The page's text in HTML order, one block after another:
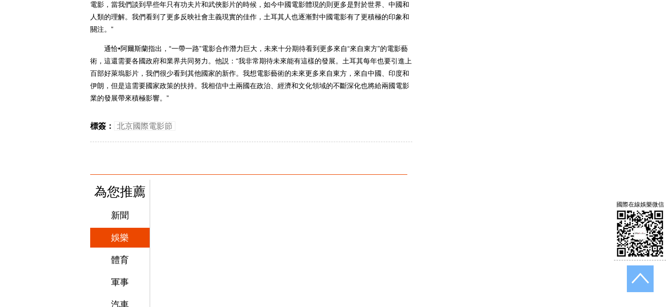
電影，當我們談到早些年只有功夫片和武俠影片的時候，如今中國電影體現的則更多是對於世界、中國和
人類的理解。我們看到了更多反映社會主義現實的佳作，土耳其人也逐漸對中國電影有了更積極的印象和
關注。”
通恰•阿爾斯蘭指出，“一帶一路”電影合作潛力巨大，未來十分期待看到更多來自“來自東方”的電影藝
術，這還需要各國政府和業界共同努力。他説：“我非常期待未來能有這樣的發展。土耳其每年也要引進上
百部好萊塢影片，我們很少看到其他國家的新作。我想電影藝術的未來更多來自東方，來自中國、印度和
伊朗，但是這需要國家政策的扶持。我相信中土兩國在政治、經濟和文化領域的不斷深化也將給兩國電影
業的發展帶來積極影響。”
標簽： 北京國際電影節
為您推薦
新聞
娛樂
體育
軍事
汽車
國際在線娛樂微信